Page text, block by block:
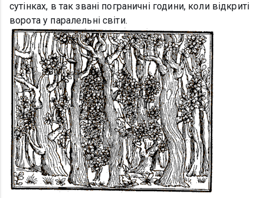
сутінках, в так звані пограничні години, коли відкриті
ворота у паралельні світи.